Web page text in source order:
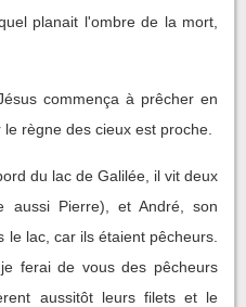
planait l'ombre de la mort,
commença à prêcher en
règne des cieux est proche.
du lac de Galilée, il vit deux
aussi Pierre), et André, son
lac, car ils étaient pêcheurs.
ferai de vous des pêcheurs
aussitôt leurs filets et le